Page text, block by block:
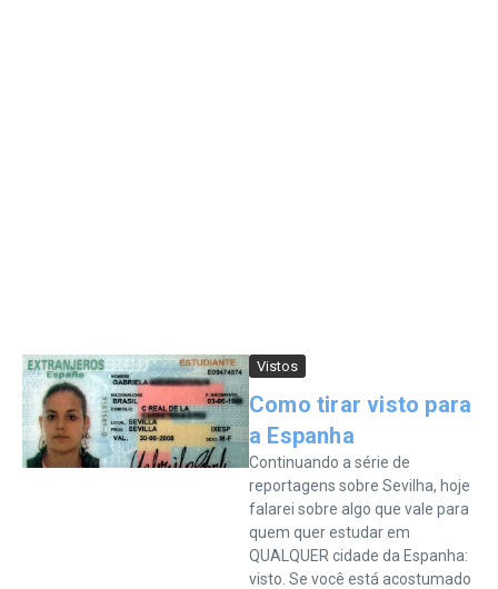
Vistos
Como tirar visto para
a Espanha
Continuando a série de
reportagens sobre Sevilha, hoje
falarei sobre algo que vale para
quem quer estudar em
QUALQUER cidade da Espanha:
visto. Se você está acostumado